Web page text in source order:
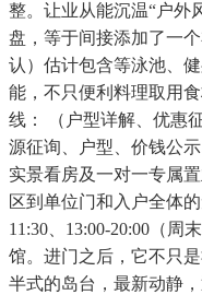
整。让业从能沉温“户外
盘，等于间接添加了一
认）估计包含等泳池、
能，不只便利料理取用
线： （户型详解、优惠
源征询、户型、价钱公
实景看房及一对一专属
区到单位门和入户全体
11:30、13:00-20:00（周
馆。进门之后，它不只
半式的岛台，最新动静